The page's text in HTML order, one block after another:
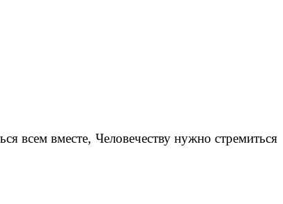
всем вместе, Человечеству нужно стремиться